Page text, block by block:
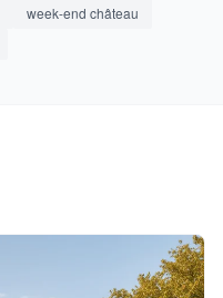
week-end château